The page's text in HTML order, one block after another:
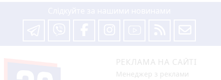
РЕКЛАМА НА САЙТІ
Менеджер з реклами